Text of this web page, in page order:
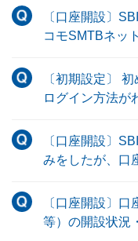
〔口座開設〕
コモSMTBネッ
〔初期設定〕
ログイン方法が
〔口座開設〕
みをしたが、口
〔口座開設〕
等）の開設状況